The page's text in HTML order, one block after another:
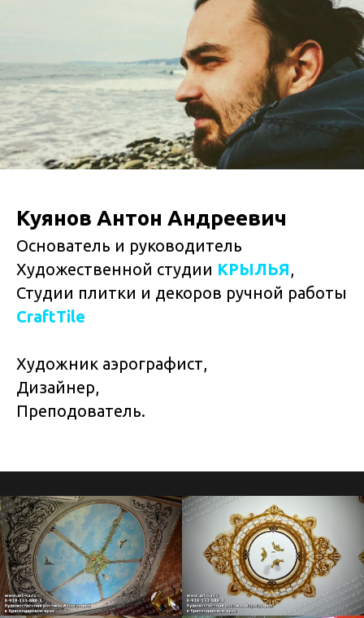
Куянов Антон Андреевич
Основатель и руководитель
Художественной студии КРЫЛЬЯ,
Студии плитки и декоров ручной работы
CraftTile
Художник аэрографист,
Дизайнер,
Преподователь.